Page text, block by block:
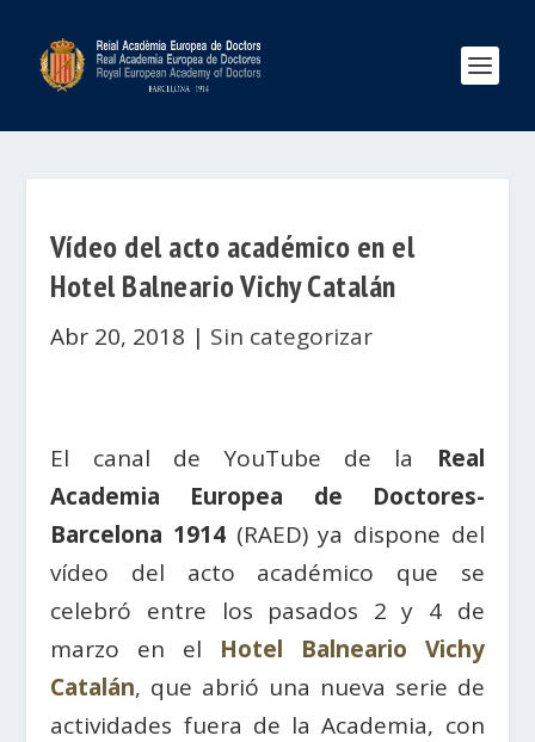
Vídeo del acto académico en el
Hotel Balneario Vichy Catalán
Abr 20, 2018 | Sin categorizar
El canal de YouTube de la Real
Academia Europea de Doctores-
Barcelona 1914 (RAED) ya dispone del
vídeo del acto académico que se
celebró entre los pasados 2 y 4 de
marzo en el Hotel Balneario Vichy
Catalán, que abrió una nueva serie de
actividades fuera de la Academia, con